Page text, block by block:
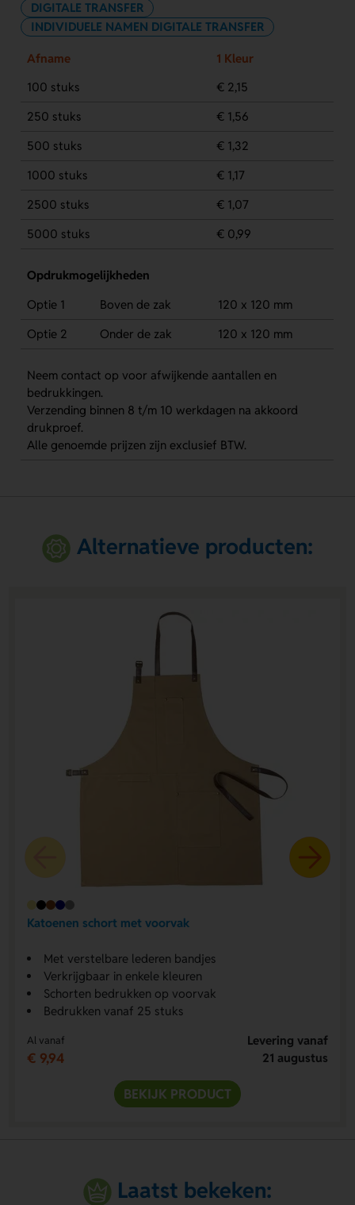
DIGITALE TRANSFER
INDIVIDUELE NAMEN DIGITALE TRANSFER
Afname
1 Kleur
100 stuks
€ 2,15
250 stuks
€ 1,56
500 stuks
€ 1,32
1000 stuks
€ 1,17
2500 stuks
€ 1,07
5000 stuks
€ 0,99
Opdrukmogelijkheden
Optie 1
Boven de zak
120 x 120 mm
Optie 2
Onder de zak 120 x 120 mm
Neem contact op voor afwijkende aantallen en
bedrukkingen.
Verzending binnen 8 t/m 10 werkdagen na akkoord
drukproef.
Alle genoemde prijzen zijn exclusief BTW.
Alternatieve producten:
Katoenen schort met voorvak
Met verstelbare lederen bandjes
Verkrijgbaar in enkele kleuren
Schorten bedrukken op voorvak
Bedrukken vanaf 25 stuks
Al vanaf
€ 9,94
Levering vanaf
21 augustus
BEKIJK PRODUCT
Laatst bekeken: